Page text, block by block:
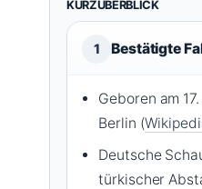
KURZÜBERBLICK
1 Bestätigte
Geboren am
Berlin (
Deutsche
türkischer